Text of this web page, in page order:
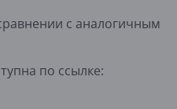
с аналогичным
по ссылке: